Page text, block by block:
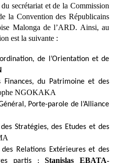
secrétariat et de la Commission
la Convention des Républicains
Malonga de l’ARD. Ainsi, au
est la suivante :
de l’Orientation et de
Finances, du Patrimoine et des
NGOKAKA
Porte-parole de l’Alliance
Stratégies, des Etudes et des
Relations Extérieures et des
partis :
Stanislas EBATA-